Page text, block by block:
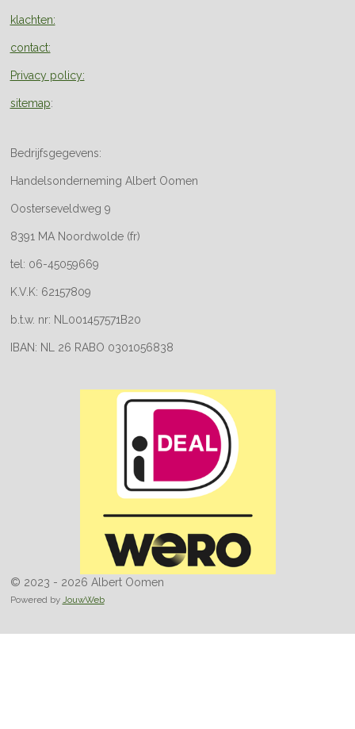
klachten:
contact:
Privacy policy:
sitemap:
Bedrijfsgegevens:
Handelsonderneming Albert Oomen
Oosterseveldweg 9
8391 MA Noordwolde (fr)
tel: 06-45059669
K.V.K: 62157809
b.t.w. nr: NL001457571B20
IBAN: NL 26 RABO 0301056838
© 2023 - 2026 Albert Oomen
Powered by JouwWeb